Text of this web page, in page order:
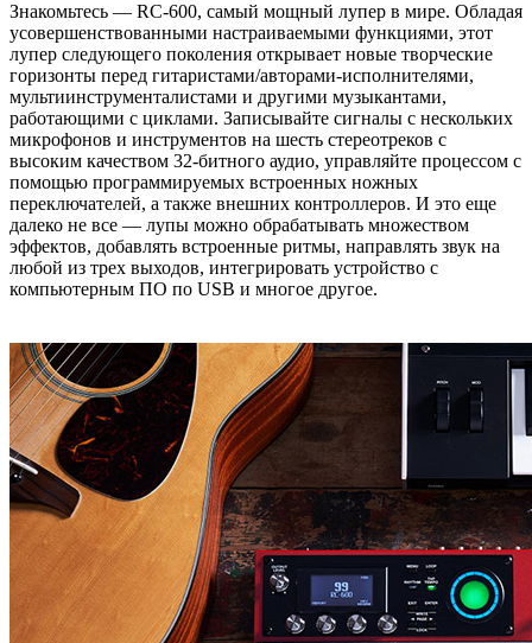
Знакомьтесь ― RC-600, самый мощный лупер в мире. Обладая
усовершенствованными настраиваемыми функциями, этот
лупер следующего поколения открывает новые творческие
горизонты перед гитаристами/авторами-исполнителями,
мультиинструменталистами и другими музыкантами,
работающими с циклами. Записывайте сигналы с нескольких
микрофонов и инструментов на шесть стереотреков с
высоким качеством 32-битного аудио, управляйте процессом с
помощью программируемых встроенных ножных
переключателей, а также внешних контроллеров. И это еще
далеко не все ― лупы можно обрабатывать множеством
эффектов, добавлять встроенные ритмы, направлять звук на
любой из трех выходов, интегрировать устройство с
компьютерным ПО по USB и многое другое.